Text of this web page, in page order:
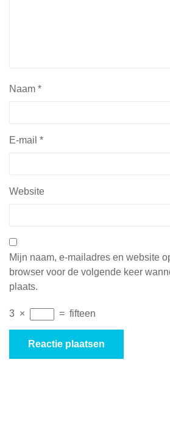
Naam *
E-mail *
Website
Mijn naam, e-mailadres en website
browser voor de volgende keer
plaats.
3 × = fifteen